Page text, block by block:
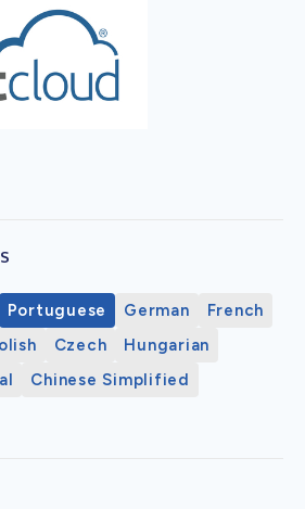
Portuguese German
French
Czech
Hungarian
Chinese Simplified